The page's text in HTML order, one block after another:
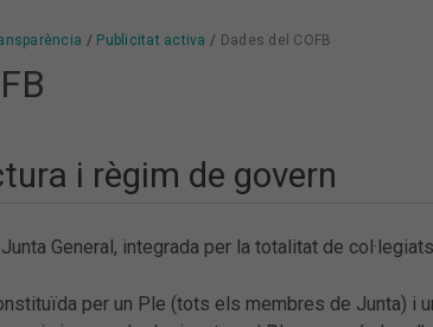
Publicitat activa Dades del COFB
i règim de govern
General, integrada per la totalitat de
per un Ple (tots els membres de Junta) i